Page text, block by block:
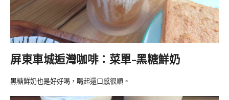
屏東車城逅灣咖啡：菜單-黑糖鮮奶
黑糖鮮奶也是好好喝，喝起還口感很順。